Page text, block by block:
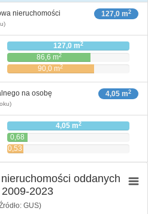
127,0 m2
nieruchomości
127,0 m2
86,6 m2
90,0 m2
4,05 m2
na osobę
4,05 m2
0,68
m2
0,53
GUS)
oddanych
2023